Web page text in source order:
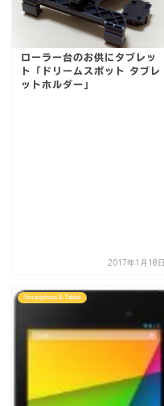
ローラー台のお供にタブレッ
ト「ドリームスポット タブレ
ットホルダー」
2017年1月18日
Smartphone & Tablet